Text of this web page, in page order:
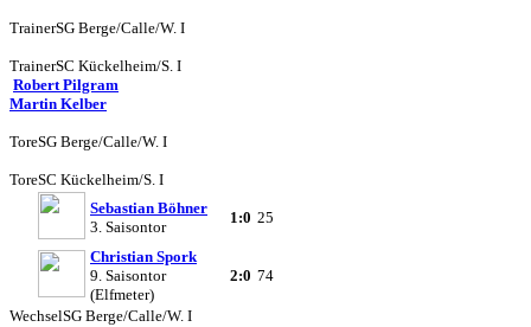
TrainerSG Berge/Calle/W. I
TrainerSC Kückelheim/S. I
Robert Pilgram
Martin Kelber
ToreSG Berge/Calle/W. I
ToreSC Kückelheim/S. I
Sebastian Böhner
3. Saisontor
1:0 25
Christian Spork
9. Saisontor
(Elfmeter)
2:0 74
WechselSG Berge/Calle/W. I